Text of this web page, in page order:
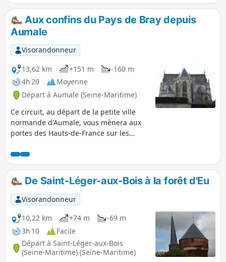
Aux confins du Pays de Bray depuis
Aumale
Visorandonneur
13,62 km
+151 m
-160 m
4h 20
Moyenne
Départ à Aumale (Seine-Maritime)
Ce circuit, au départ de la petite ville
normande d'Aumale, vous mènera aux
portes des Hauts-de-France sur les
d'Escles-Saint-Pierre et Quincampoix-
Fleury dans l'Oise. Au fil de la
randonnée, vous traverserez champs et
bois avant un retour dans la vallée de la
Bresle.
De Saint-Léger-aux-Bois à la forêt d'Eu
Visorandonneur
10,22 km
+74 m
-69 m
3h 10
Facile
Départ à Saint-Léger-aux-Bois
(Seine-Maritime) (Seine-Maritime)